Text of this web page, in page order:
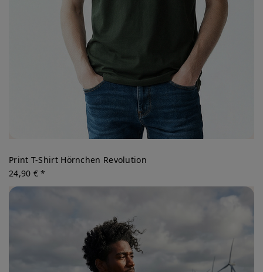
Print T-Shirt Hörnchen Revolution
24,90 € *